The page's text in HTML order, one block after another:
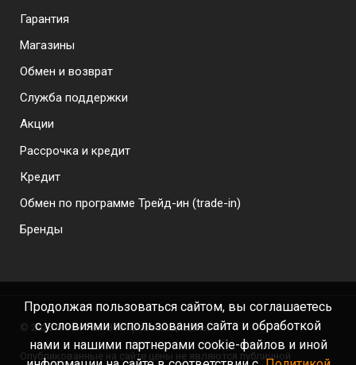
Гарантия
Магазины
Обмен и возврат
Служба поддержки
Акции
Рассрочка и кредит
Кредит
Обмен по программе Трейд-ин (trade-in)
Бренды
© 2026 Моби-тел. Все права защищены.
Опубликованные на сайте цены не являются публичной
Продолжая пользоваться сайтом, вы соглашаетесь
с условиями использования сайта и обработкой
нами и нашими партнерами cookie-файлов и иной